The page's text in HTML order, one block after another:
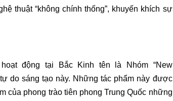
thuật “không chính thống”, khuyến khích sự
động tại Bắc Kinh tên là Nhóm “New
do sáng tạo này. Những tác phẩm này được
của phong trào tiên phong Trung Quốc những